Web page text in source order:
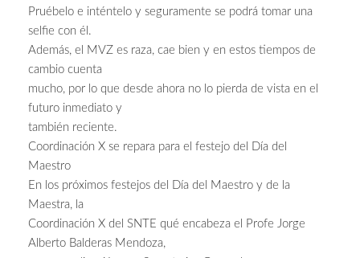
Pruébelo e inténtelo y seguramente se podrá tomar una
selfie con él.
Además, el MVZ es raza, cae bien y en estos tiempos de
cambio cuenta
mucho, por lo que desde ahora no lo pierda de vista en el
futuro inmediato y
también reciente.
Coordinación X se repara para el festejo del Día del
Maestro
En los próximos festejos del Día del Maestro y de la
Maestra, la
Coordinación X del SNTE qué encabeza el Profe Jorge
Alberto Balderas Mendoza,